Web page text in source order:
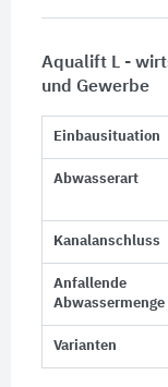
Aqualift L -
und Gewerbe
Einbausituation
Abwasserart
Kanalanschluss
Anfallende
Abwassermenge
Varianten